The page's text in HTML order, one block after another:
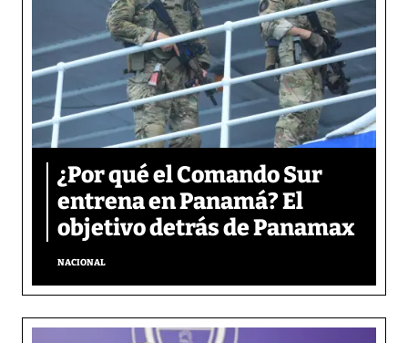
¿Por qué el Comando Sur
entrena en Panamá? El
objetivo detrás de Panamax
NACIONAL